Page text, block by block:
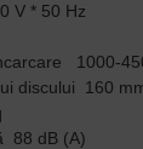
V * 50 Hz
1000-
discului
160
88 dB (A)